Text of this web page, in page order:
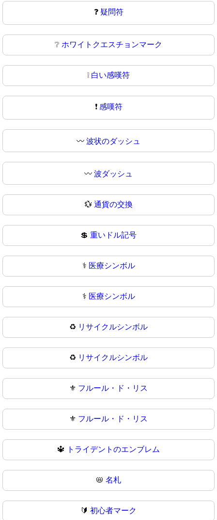
❓ 疑問符
❔ ホワイトクエスチョンマーク
❕ 白い感嘆符
❗ 感嘆符
〰️ 波状のダッシュ
〰 波ダッシュ
💱 通貨の交換
💲 重いドル記号
⚕️ 医療シンボル
⚕ 医療シンボル
♻️ リサイクルシンボル
♻ リサイクルシンボル
⚜️ フルール・ド・リス
⚜ フルール・ド・リス
🔱 トライデントのエンブレム
📛 名札
🔰 初心者マーク